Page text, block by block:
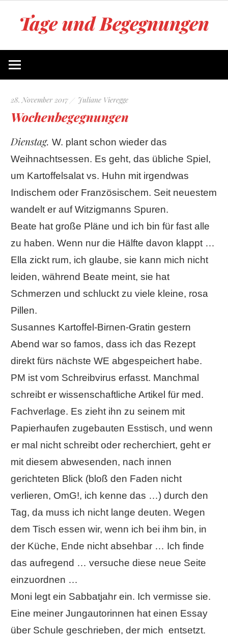
Tage und Begegnungen
von
28. November 2017
Juliane Vieregge
Wochenbegegnungen
Dienstag. W. plant schon wieder das
Weihnachtsessen. Es geht, das übliche Spiel,
um Kartoffelsalat vs. Huhn mit irgendwas
Indischem oder Französischem. Seit neuestem
wandelt er auf Witzigmanns Spuren.
Beate hat große Pläne und ich bin für fast alle
zu haben. Wenn nur die Hälfte davon klappt …
Ella zickt rum, ich glaube, sie kann mich nicht
leiden, während Beate meint, sie hat
Schmerzen und schluckt zu viele kleine, rosa
Pillen.
Susannes Kartoffel-Birnen-Gratin gestern
Abend war so famos, dass ich das Rezept
direkt fürs nächste WE abgespeichert habe.
PM ist vom Schreibvirus erfasst. Manchmal
schreibt er wissenschaftliche Artikel für med.
Fachverlage. Es zieht ihn zu seinem mit
Papierhaufen zugebauten Esstisch, und wenn
er mal nicht schreibt oder recherchiert, geht er
mit diesem abwesenden, nach innen
gerichteten Blick (bloß den Faden nicht
verlieren, OmG!, ich kenne das …) durch den
Tag, da muss ich nicht lange deuten. Wegen
dem Tisch essen wir, wenn ich bei ihm bin, in
der Küche, Ende nicht absehbar … Ich finde
das aufregend … versuche diese neue Seite
einzuordnen …
Moni legt ein Sabbatjahr ein. Ich vermisse sie.
Eine meiner Jungautorinnen hat einen Essay
über Schule geschrieben, der mich entsetzt.